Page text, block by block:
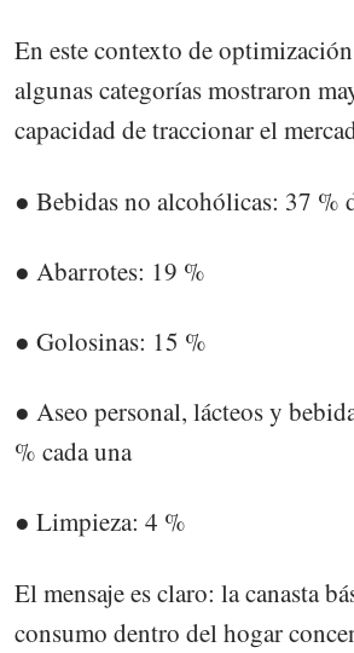
En este contexto de
algunas categorías mostraron
capacidad de traccionar el
● Bebidas no alcohólicas: 37 %
● Abarrotes: 19 %
● Golosinas: 15 %
● Aseo personal, lácteos y
% cada una
● Limpieza: 4 %
El mensaje es claro: la canasta
consumo dentro del hogar